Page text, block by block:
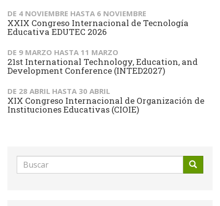
DE 4 NOVIEMBRE HASTA 6 NOVIEMBRE
XXIX Congreso Internacional de Tecnología
Educativa EDUTEC 2026
DE 9 MARZO HASTA 11 MARZO
21st International Technology, Education, and
Development Conference (INTED2027)
DE 28 ABRIL HASTA 30 ABRIL
XIX Congreso Internacional de Organización de
Instituciones Educativas (CIOIE)
Formulario
de